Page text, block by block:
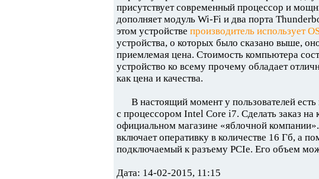
присутствует современный процессор и
дополняет модуль Wi-Fi и два порта
этом устройстве производитель использует
устройства, о которых было сказано выше,
приемлемая цена. Стоимость компьютера
устройство ко всему прочему обладает
как цена и качества.
В настоящий момент у пользователей
с процессором Intel Core i7. Сделать заказ
официальном магазине «яблочной
включает оперативку в количестве 16 Гб, а
подключаемый к разъему PCIe. Его объем
Дата: 14-02-2015, 11:15